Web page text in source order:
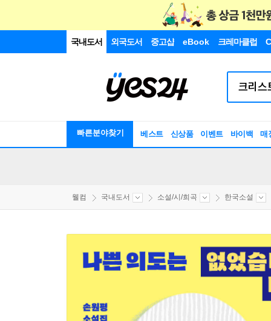
국내도서 외국도서 중고샵 eBook 크레마클럽
빠른분야찾기 베스트 신상품 이벤트 바이백 매
웰컴 국내도서 소설/시/희곡 한국소설